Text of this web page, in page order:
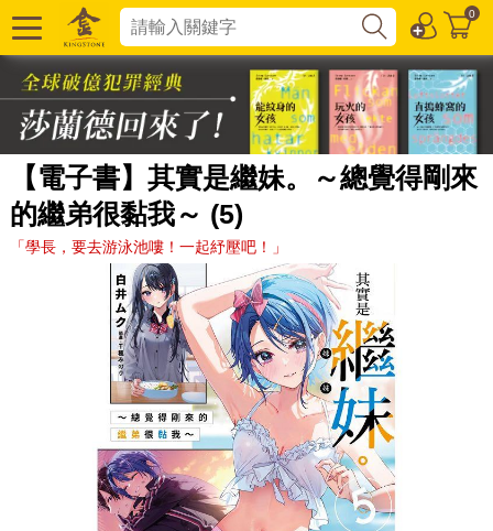
0
【電子書】其實是繼妹。～總覺得剛來
的繼弟很黏我～ (5)
「學長，要去游泳池嘍！一起紓壓吧！」